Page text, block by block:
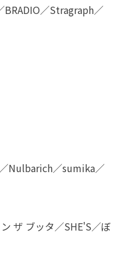
BRADIO／Stragraph／
Nulbarich／sumika／
ザ ブッタ／SHE'S／ぼ